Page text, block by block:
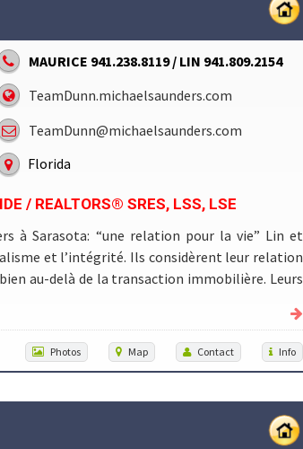
MAURICE 941.238.8119 / LIN 941.809.2154
TeamDunn.michaelsaunders.com
TeamDunn@michaelsaunders.com
Florida
/ REALTORS® SRES, LSS, LSE
à Sarasota: “une relation pour la vie” Lin et
et l’intégrité. Ils considèrent leur relation
au-delà de la transaction immobilière. Leurs
Photos Map Contact Info